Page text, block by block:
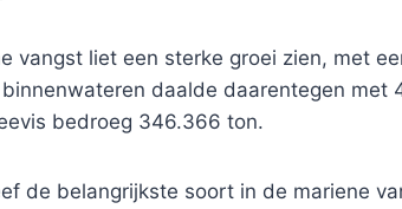
vangst liet een sterke groei zien, met
daalde daarentegen met
bedroeg 346.366 ton.
de belangrijkste soort in de mariene